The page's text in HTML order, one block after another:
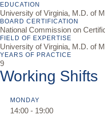
EDUCATION
University of Virginia, M.D. of
BOARD CERTIFICATION
National Commission on
FIELD OF EXPERTISE
University of Virginia, M.D. of
YEARS OF PRACTICE
9
Working Shifts
MONDAY
14:00 - 19:00